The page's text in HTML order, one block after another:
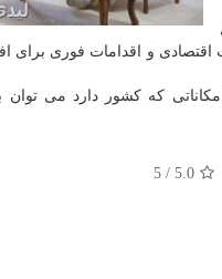
اقتصادی و اقدامات فوری
که کشور دارد می
5.0
/
5